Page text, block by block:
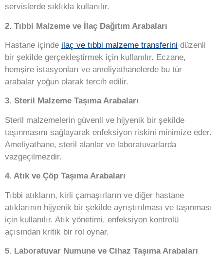
servislerde sıklıkla kullanılır.
2. Tıbbi Malzeme ve İlaç Dağıtım Arabaları
Hastane içinde ilaç ve tıbbi malzeme transferini düzenli
bir şekilde gerçekleştirmek için kullanılır. Eczane,
hemşire istasyonları ve ameliyathanelerde bu tür
arabalar yoğun olarak tercih edilir.
3. Steril Malzeme Taşıma Arabaları
Steril malzemelerin güvenli ve hijyenik bir şekilde
taşınmasını sağlayarak enfeksiyon riskini minimize eder.
Ameliyathane, steril alanlar ve laboratuvarlarda
vazgeçilmezdir.
4. Atık ve Çöp Taşıma Arabaları
Tıbbi atıkların, kirli çamaşırların ve diğer hastane
atıklarının hijyenik bir şekilde ayrıştırılması ve taşınması
için kullanılır. Atık yönetimi, enfeksiyon kontrolü
açısından kritik bir rol oynar.
5. Laboratuvar Numune ve Cihaz Taşıma Arabaları